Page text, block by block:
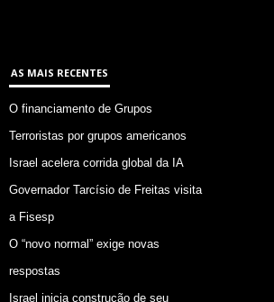
AS MAIS RECENTES
O financiamento de Grupos
Terroristas por grupos americanos
Israel acelera corrida global da IA
Governador Tarcísio de Freitas visita
a Fisesp
O “novo normal” exige novas
respostas
Israel inicia construção de seu